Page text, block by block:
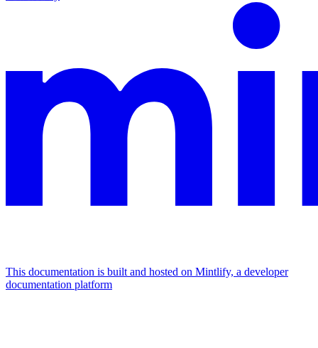
This documentation is built and hosted on Mintlify, a developer
documentation platform